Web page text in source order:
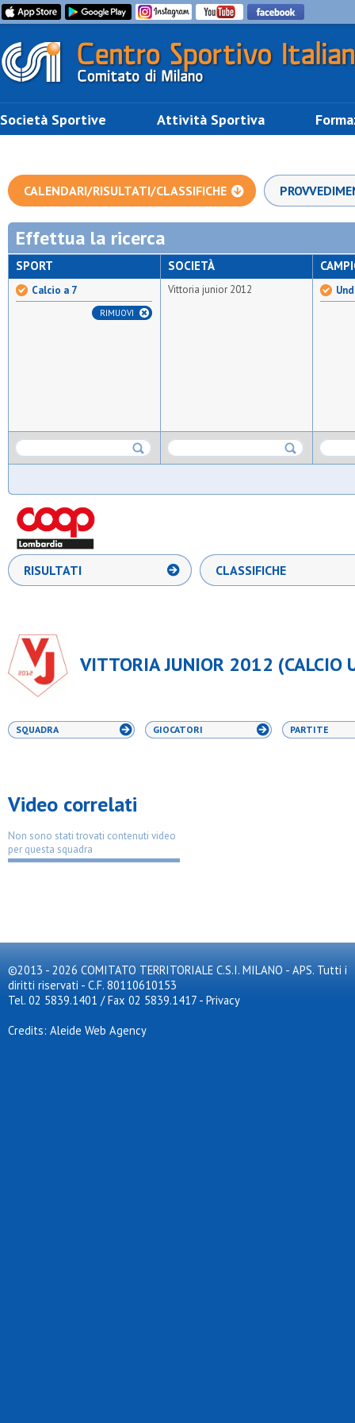
Società Sportive Attività Sportiva
CALENDARI/RISULTATI/CLASSIFICHE
Effettua la ricerca
SPORT
Calcio a 7
RIMUOVI
SOCIETÀ
Vittoria junior 2012
RISULTATI CLASSIFICHE
VITTORIA JUNIOR 2012 (CALCIO
SQUADRA GIOCATORI PARTITE
Video correlati
Non sono stati trovati contenuti video
per questa squadra
©2013 - 2026 COMITATO TERRITORIALE C.S.I. MILANO - APS. Tutti i
diritti riservati - C.F. 80110610153
Tel. 02 5839.1401 / Fax 02 5839.1417 - Privacy
Credits: Aleide Web Agency